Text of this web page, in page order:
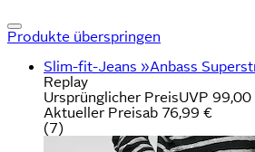
Produkte überspringen
Slim-fit-Jeans »Anbass
Replay
Ursprünglicher PreisUVP 99,00
Aktueller Preisab 76,99 €
(7)